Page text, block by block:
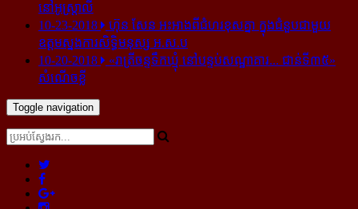
នៅ​អូស្ត្រាលី
10-23-2018
ហ៊ុន សែន អះអាង​ពី​ជំហរ​ខុស​គ្នា ក្នុង​ជំនួប​ជាមួយ​
ឧត្តម​ស្នងការ​សិទ្ធិ​មនុស្ស អ.ស.ប
10-20-2018
«រាត្រីចន្ទទឹកឃ្មុំ នៅបន្ទប់សណ្ឋាគារ... ជាន់ទី៣៥»
សំណើចខ្លី
Toggle navigation